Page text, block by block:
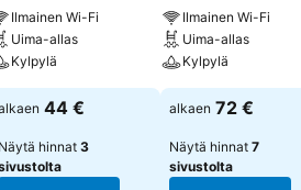
Ilmainen Wi-Fi
Uima-allas
Kylpylä
44 €
Näytä hinnat 3
Ilmainen Wi-Fi
Uima-allas
Kylpylä
alkaen 72 €
Näytä hinnat 7
sivustolta